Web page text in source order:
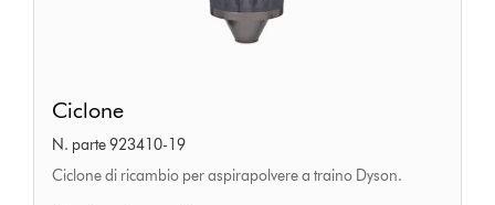
Ciclone
N. parte 923410-19
Ciclone di ricambio per aspirapolvere a traino Dyson.